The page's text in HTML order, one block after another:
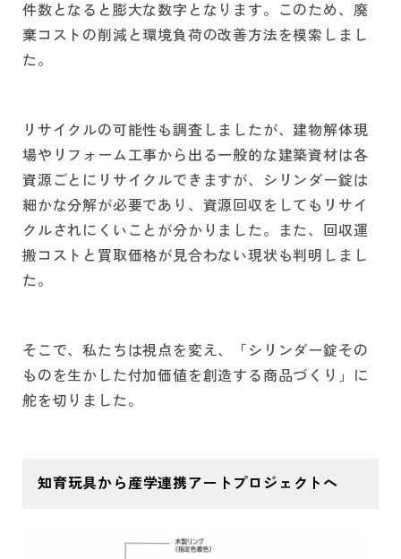
件数となると膨大な数字となります。このため、廃
棄コストの削減と環境負荷の改善方法を模索しまし
た。
リサイクルの可能性も調査しましたが、建物解体現
場やリフォーム工事から出る一般的な建築資材は各
資源ごとにリサイクルできますが、シリンダー錠は
細かな分解が必要であり、資源回収をしてもリサイ
クルされにくいことが分かりました。また、回収運
搬コストと買取価格が見合わない現状も判明しまし
た。
そこで、私たちは視点を変え、「シリンダー錠その
ものを生かした付加価値を創造する商品づくり」に
舵を切りました。
知育玩具から産学連携アートプロジェクトへ